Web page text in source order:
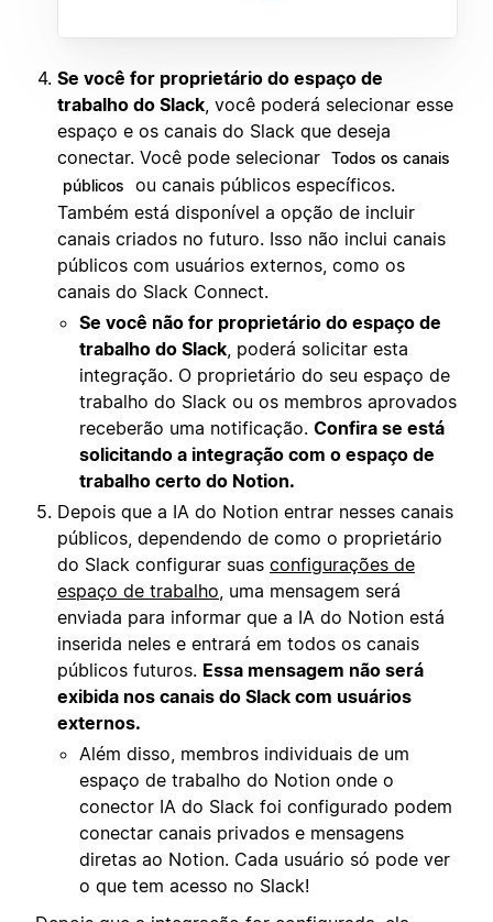
Se você for proprietário do espaço de
trabalho do Slack , você poderá selecionar esse
espaço e os canais do Slack que deseja
conectar. Você pode selecionar Todos os canais
públicos
ou canais públicos específicos.
Também está disponível a opção de incluir
canais criados no futuro. Isso não inclui canais
públicos com usuários externos, como os
canais do Slack Connect.
Se você não for proprietário do espaço de
trabalho do Slack , poderá solicitar esta
integração. O proprietário do seu espaço de
trabalho do Slack ou os membros aprovados
receberão uma notificação. Confira se está
solicitando a integração com o espaço de
trabalho certo do Notion.
Depois que a IA do Notion entrar nesses canais
públicos, dependendo de como o proprietário
do Slack configurar suas configurações de
espaço de trabalho , uma mensagem será
enviada para informar que a IA do Notion está
inserida neles e entrará em todos os canais
públicos futuros. Essa mensagem não será
exibida nos canais do Slack com usuários
externos.
Além disso, membros individuais de um
espaço de trabalho do Notion onde o
conector IA do Slack foi configurado podem
conectar canais privados e mensagens
diretas ao Notion. Cada usuário só pode ver
o que tem acesso no Slack!